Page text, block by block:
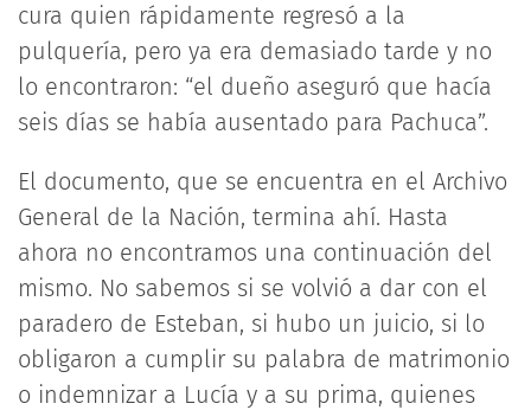
cura quien rápidamente regresó a la
pulquería, pero ya era demasiado tarde y no
lo encontraron: “el dueño aseguró que hacía
seis días se había ausentado para Pachuca”.
El documento, que se encuentra en el Archivo
General de la Nación, termina ahí. Hasta
ahora no encontramos una continuación del
mismo. No sabemos si se volvió a dar con el
paradero de Esteban, si hubo un juicio, si lo
obligaron a cumplir su palabra de matrimonio
o indemnizar a Lucía y a su prima, quienes